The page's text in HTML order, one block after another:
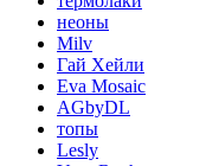
неоны
Milv
Гай Хейли
Eva Mosaic
AGbyDL
топы
Lesly